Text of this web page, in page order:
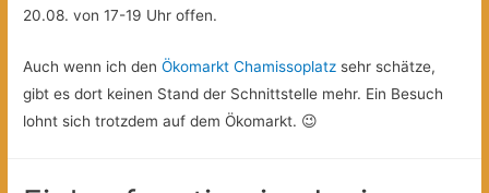
20.08. von 17-19 Uhr offen.
Auch wenn ich denÖkomarkt Chamissoplatz sehr schätze,
gibt es dort keinen Stand der Schnittstelle mehr. Ein Besuch
lohnt sich trotzdem auf dem Ökomarkt. 😉